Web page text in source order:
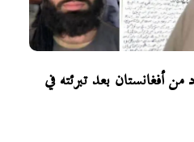
أفغانستان بعد تبرئته في